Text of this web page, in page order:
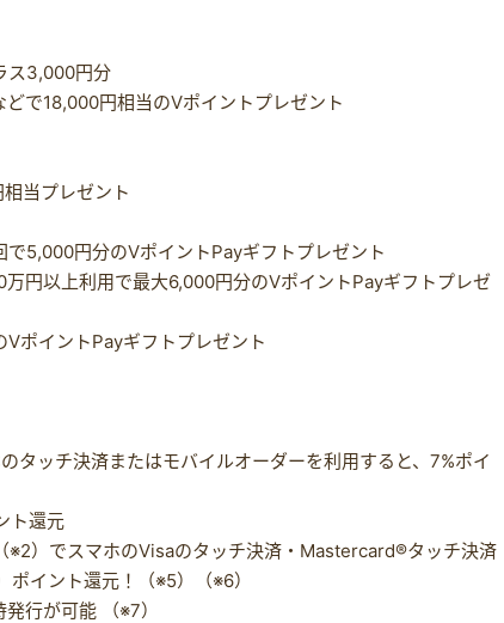
ス3,000円分
で18,000円相当のVポイントプレゼント
当プレゼント
5,000円分のVポイントPayギフトプレゼント
円以上利用で最大6,000円分のVポイントPayギフトプレゼ
ポイントPayギフトプレゼント
タッチ決済またはモバイルオーダーを利用すると、7%ポイ
ト還元
※2）でスマホのVisaのタッチ決済・Mastercard®タッチ決済
ポイント還元！（※5）（※6）
行が可能 （※7）